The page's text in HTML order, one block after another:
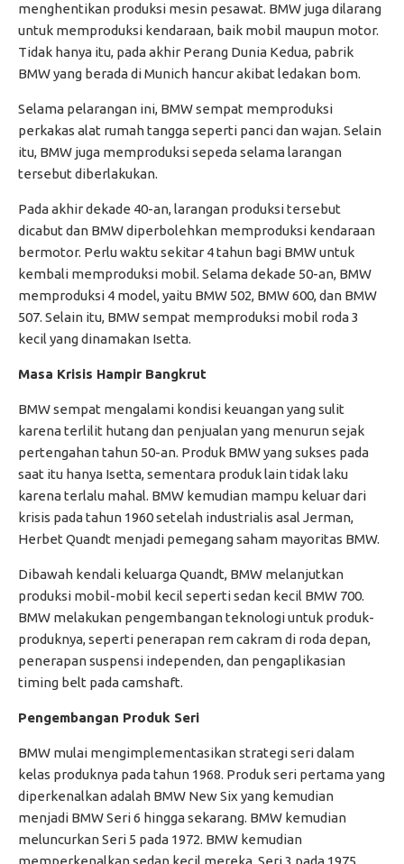
menghentikan produksi mesin pesawat. BMW juga dilarang
untuk memproduksi kendaraan, baik mobil maupun motor.
Tidak hanya itu, pada akhir Perang Dunia Kedua, pabrik
BMW yang berada di Munich hancur akibat ledakan bom.
Selama pelarangan ini, BMW sempat memproduksi
perkakas alat rumah tangga seperti panci dan wajan. Selain
itu, BMW juga memproduksi sepeda selama larangan
tersebut diberlakukan.
Pada akhir dekade 40-an, larangan produksi tersebut
dicabut dan BMW diperbolehkan memproduksi kendaraan
bermotor. Perlu waktu sekitar 4 tahun bagi BMW untuk
kembali memproduksi mobil. Selama dekade 50-an, BMW
memproduksi 4 model, yaitu BMW 502, BMW 600, dan BMW
507. Selain itu, BMW sempat memproduksi mobil roda 3
kecil yang dinamakan Isetta.
Masa Krisis Hampir Bangkrut
BMW sempat mengalami kondisi keuangan yang sulit
karena terlilit hutang dan penjualan yang menurun sejak
pertengahan tahun 50-an. Produk BMW yang sukses pada
saat itu hanya Isetta, sementara produk lain tidak laku
karena terlalu mahal. BMW kemudian mampu keluar dari
krisis pada tahun 1960 setelah industrialis asal Jerman,
Herbet Quandt menjadi pemegang saham mayoritas BMW.
Dibawah kendali keluarga Quandt, BMW melanjutkan
produksi mobil-mobil kecil seperti sedan kecil BMW 700.
BMW melakukan pengembangan teknologi untuk produk-
produknya, seperti penerapan rem cakram di roda depan,
penerapan suspensi independen, dan pengaplikasian
timing belt pada camshaft.
Pengembangan Produk Seri
BMW mulai mengimplementasikan strategi seri dalam
kelas produknya pada tahun 1968. Produk seri pertama yang
diperkenalkan adalah BMW New Six yang kemudian
menjadi BMW Seri 6 hingga sekarang. BMW kemudian
meluncurkan Seri 5 pada 1972. BMW kemudian